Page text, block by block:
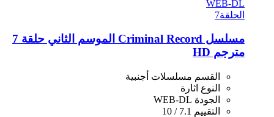
WEB-DL
الحلقة7
مسلسل Criminal Record الموسم الثاني حلقة 7
مترجم HD
القسم مسلسلات أجنبية
النوع اثارة
الجودة WEB-DL
التقييم 7.1 / 10